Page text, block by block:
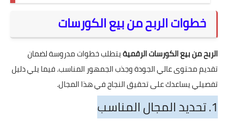
خطوات الربح من بيع الكورسات
الربح من بيع الكورسات الرقميةيتطلب خطوات مدروسة لضمان
تقديم محتوى عالي الجودة وجذب الجمهور المناسب. فيما يلي دليل
تفصيلي يساعدك على تحقيق النجاح في هذا المجال.
1. تحديد المجال المناسب